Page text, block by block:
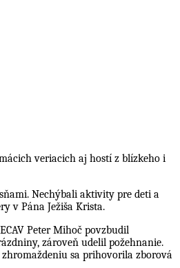
veriacich aj hostí z blízkeho i
Nechýbali aktivity pre deti a
v Pána Ježiša Krista.
Peter Mihoč povzbudil
zároveň udelil požehnanie.
sa prihovorila zborová